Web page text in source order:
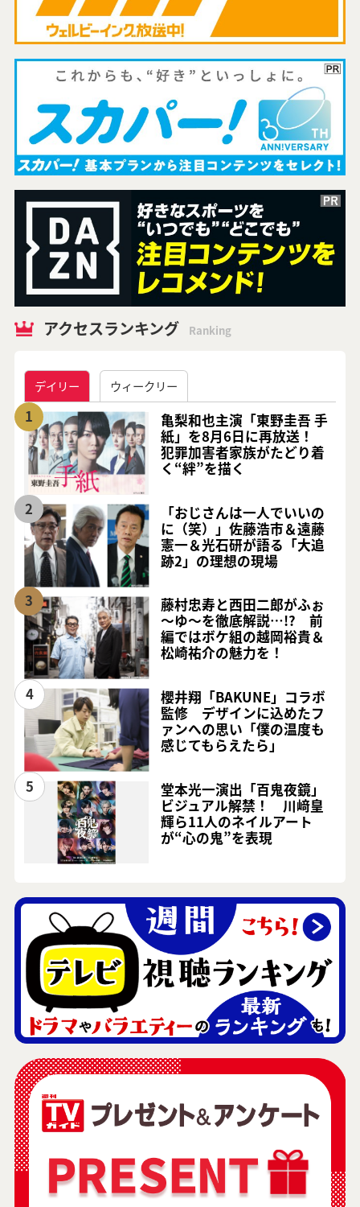
アクセスランキング Ranking
デイリー ウィークリー
1
亀梨和也主演「東野圭吾 手
紙」を8月6日に再放送！
犯罪加害者家族がたどり着
く“絆”を描く
2
「おじさんは一人でいいの
に（笑）」佐藤浩市＆遠藤
憲一＆光石研が語る「大追
跡2」の理想の現場
3
藤村忠寿と西田二郎がふぉ
～ゆ～を徹底解説…!? 前
編ではボケ組の越岡裕貴＆
松崎祐介の魅力を！
4
櫻井翔「BAKUNE」コラボ
監修 デザインに込めたフ
ァンへの思い「僕の温度も
感じてもらえたら」
5
堂本光一演出「百鬼夜鏡」
ビジュアル解禁！ 川﨑皇
輝ら11人のネイルアート
が“心の鬼”を表現